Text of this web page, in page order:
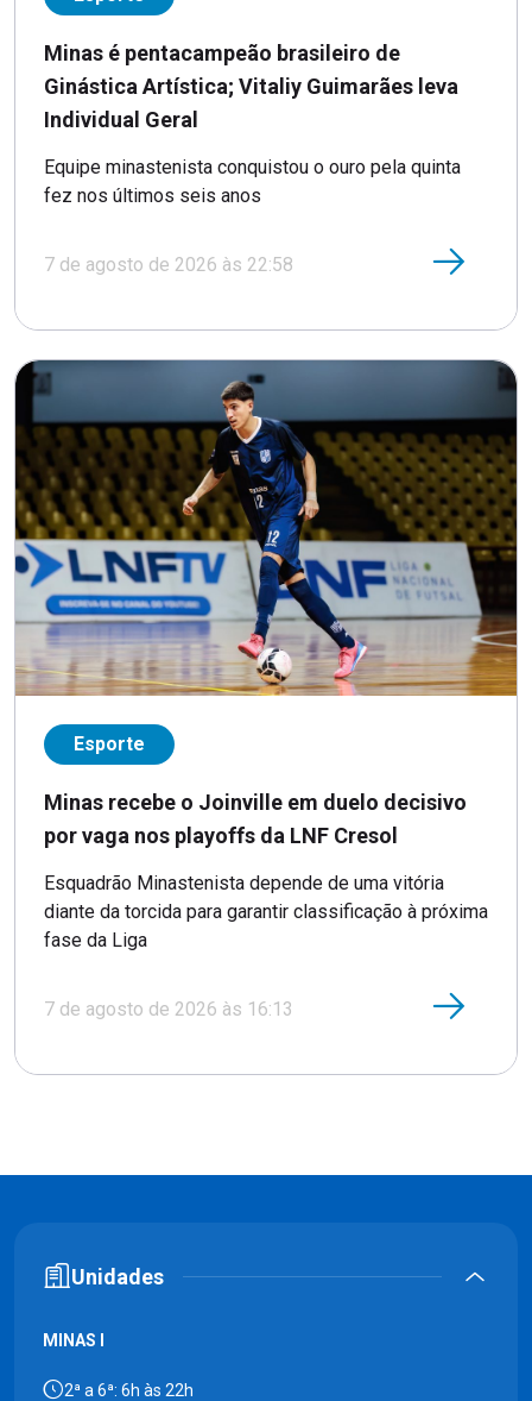
Minas é pentacampeão brasileiro de
Ginástica Artística; Vitaliy Guimarães leva
Individual Geral
Equipe minastenista conquistou o ouro pela quinta
fez nos últimos seis anos
7 de agosto de 2026 às 22:58
Esporte
Minas recebe o Joinville em duelo decisivo
por vaga nos playoffs da LNF Cresol
Esquadrão Minastenista depende de uma vitória
diante da torcida para garantir classificação à próxima
fase da Liga
7 de agosto de 2026 às 16:13
Unidades
MINAS I
2ª a 6ª: 6h às 22h